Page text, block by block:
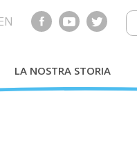
EN
LA NOSTRA STORIA